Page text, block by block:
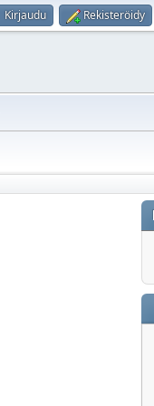
Kirjaudu Rekisteröidy